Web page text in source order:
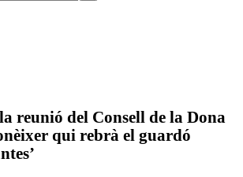
reunió del Consell de la Dona
qui rebrà el guardó